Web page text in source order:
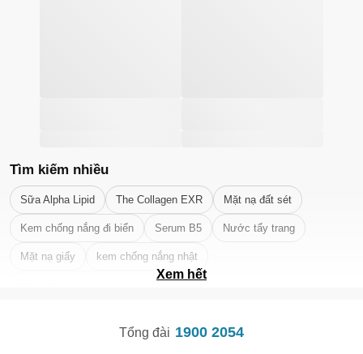
Tìm kiếm nhiều
Sữa Alpha Lipid The Collagen EXR Mặt nạ đất sét
Kem chống nắng đi biển Serum B5 Nước tẩy trang
Mặt nạ giấy kem chống nắng nhật
Xem hết
Tổng đài 1900 2054